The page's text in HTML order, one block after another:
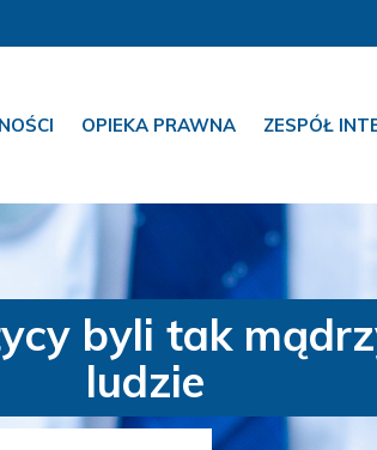
OPIEKA PRAWNA ZESPÓŁ
byli tak
ludzie